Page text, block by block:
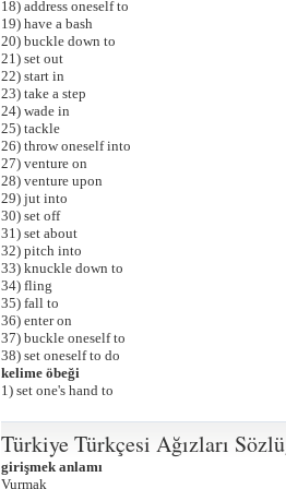
18) address oneself to
19) have a bash
20) buckle down to
21) set out
22) start in
23) take a step
24) wade in
25) tackle
26) throw oneself into
27) venture on
28) venture upon
29) jut into
30) set off
31) set about
32) pitch into
33) knuckle down to
34) fling
35) fall to
36) enter on
37) buckle oneself to
38) set oneself to do
kelime öbeği
1) set one's hand to
Türkiye Türkçesi Ağızları
girişmek anlamı
Vurmak